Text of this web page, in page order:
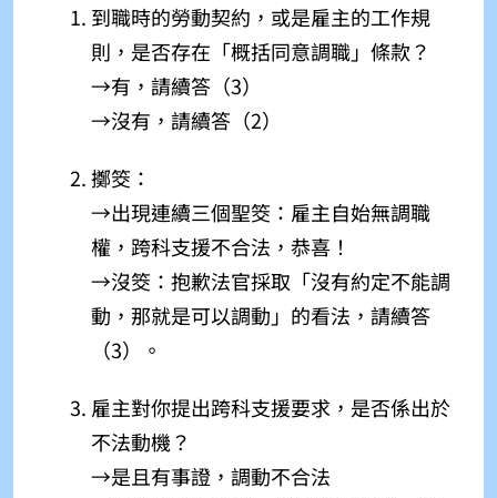
到職時的勞動契約，或是雇主的工作規
則，是否存在「概括同意調職」條款？
→有，請續答（3）
→沒有，請續答（2）
擲筊：
→出現連續三個聖筊：雇主自始無調職
權，跨科支援不合法，恭喜！
→沒筊：抱歉法官採取「沒有約定不能調
動，那就是可以調動」的看法，請續答
（3）。
雇主對你提出跨科支援要求，是否係出於
不法動機？
→是且有事證，調動不合法